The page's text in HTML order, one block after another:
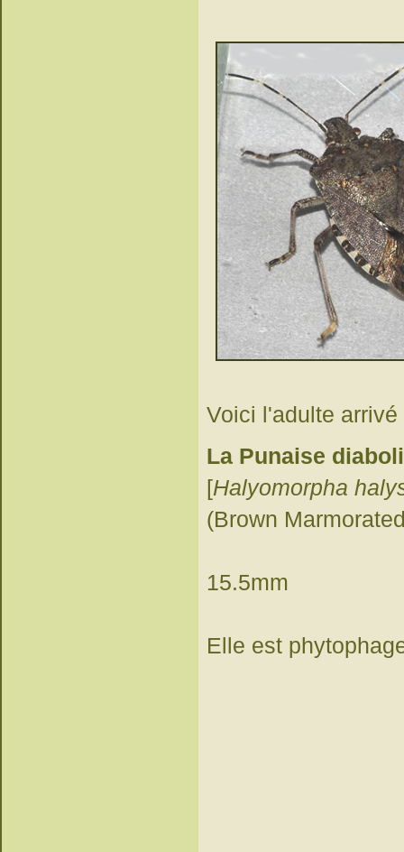
Voici l'adulte
La Punaise
[Halyomorpha
(Brown
15.5mm
Elle est